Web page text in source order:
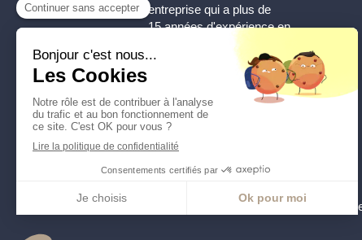
entreprise qui a plus de
15 années d'expérience en
Maçonnerie
: zinguerie et
gouttières, couverture, charpente,
maçonnerie, générale,
recherche de fuite.
©2022 DENEUX THIERRY -